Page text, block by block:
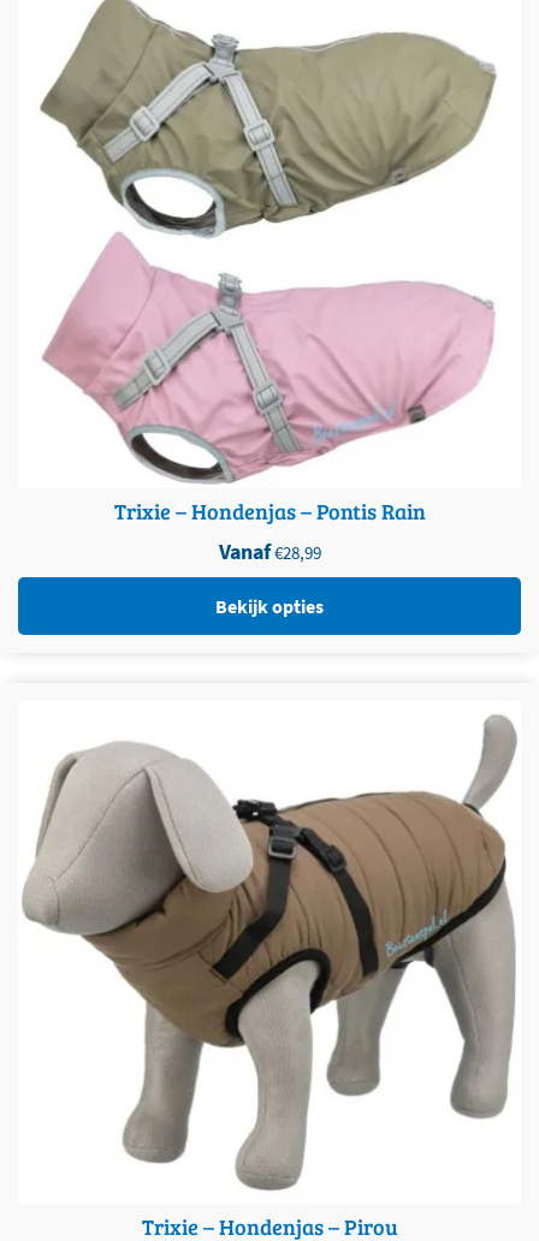
Trixie – Hondenjas – Pontis Rain
Vanaf€28,99
Bekijk opties
gekozen worden op de productpagina
Trixie – Hondenjas – Pirou